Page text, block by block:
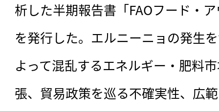
析した半期報告書「FAOフード・
を発行した。エルニーニョの発生
よって混乱するエネルギー・肥料
張、貿易政策を巡る不確実性、広